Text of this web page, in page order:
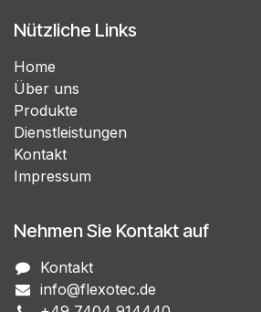
Nützliche Links
Home
Über uns
Produkte
Dienstleistungen
Kontakt
Impressum
Nehmen Sie Kontakt auf
Kontakt
info@flexotec.de